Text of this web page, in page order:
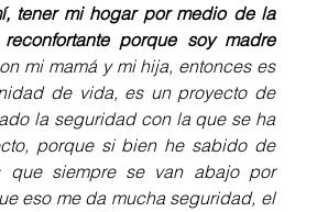
tener mi hogar por medio de la
porque soy madre
mi mamá y mi hija, entonces es
de vida, es un proyecto de
la seguridad con la que se ha
porque si bien he sabido de
que siempre se van abajo por
eso me da mucha seguridad, el